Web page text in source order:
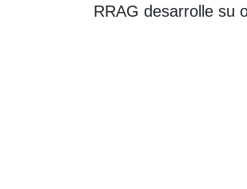
RRAG desarrolle su